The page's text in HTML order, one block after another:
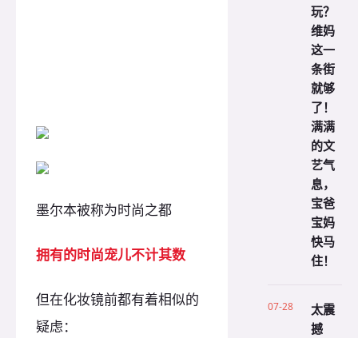
墨尔本被称为时尚之都
拥有的时尚宠儿不计其数
但在化妆镜前都有着相似的
疑虑：
玩？
维妈
这一
条街
就够
了！
满满
的文
艺气
息，
宝爸
宝妈
快马
住！
07-28
太震
撼